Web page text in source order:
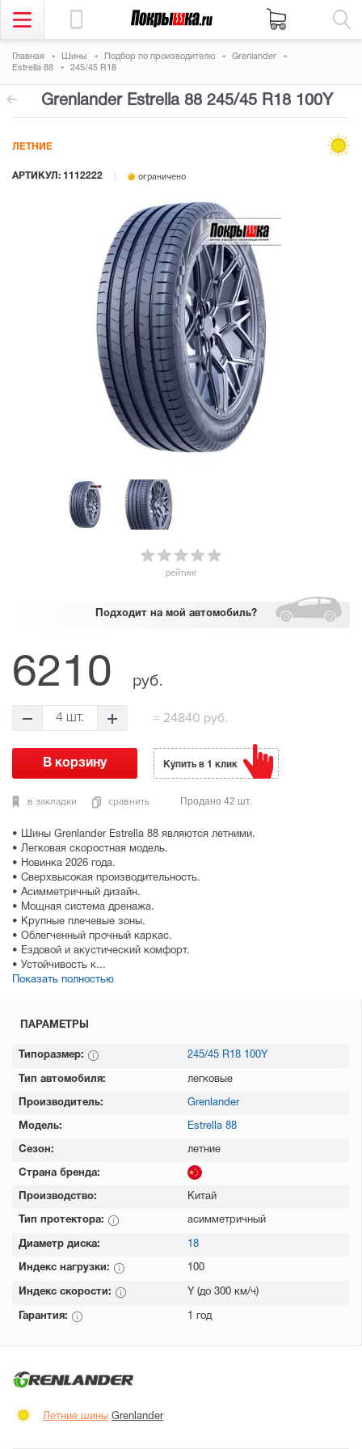
Главная Шины Подбор по производителю
Grenlander
Estrella 88
245/45 R18
Grenlander Estrella 88 245/45 R18 100Y
рейтинг
АРТИКУЛ: 1112222 ограничено
ЛЕТНИЕ
Подходит на мой автомобиль?
• Шины Grenlander Estrella 88 являются летними.
• Легковая скоростная модель.
• Новинка 2026 года.
• Сверхвысокая производительность.
• Асимметричный дизайн.
• Мощная система дренажа.
• Крупные плечевые зоны.
• Облегченный прочный каркас.
• Ездовой и акустический комфорт.
• Устойчивость к...
Показать полностью
6210 руб.
4 шт. = 24840 руб.
в закладки сравнить
Купить в 1 клик
Продано 42 шт.
ПАРАМЕТРЫ
Типоразмер: 245/45 R18 100Y
Тип автомобиля: легковые
Производитель: Grenlander
Модель: Estrella 88
Сезон: летние
Страна бренда:
Производство: Китай
Тип протектора: асимметричный
Диаметр диска: 18
Индекс нагрузки: 100
Индекс скорости: Y (до 300 км/ч)
Гарантия: 1 год
Летние шины Grenlander